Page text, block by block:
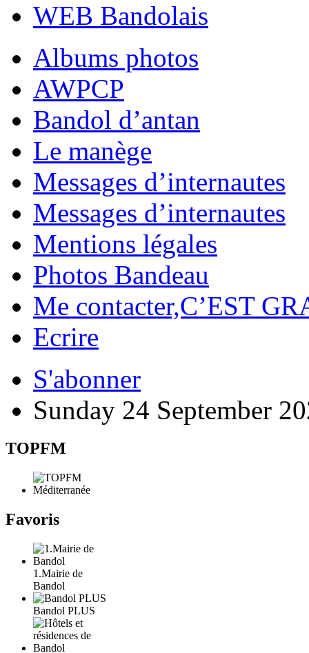
WEB Bandolais
Albums photos
AWPCP
Bandol d’antan
Le manège
Messages d’internautes
Messages d’internautes
Mentions légales
Photos Bandeau
Me contacter,C’EST
Ecrire
S'abonner
Sunday 24 September
TOPFM
Favoris
1.Mairie de
Bandol
Bandol PLUS